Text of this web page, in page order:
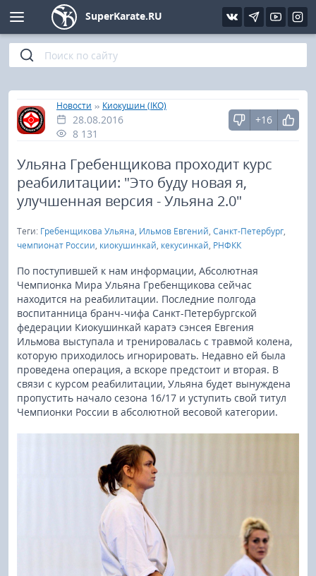
SuperKarate.RU
Главная
»
Новости » Киокушин (IKO)
28.08.2016
8 131
+16
Ульяна Гребенщикова проходит курс
реабилитации: "Это буду новая я,
улучшенная версия - Ульяна 2.0"
Теги: Гребенщикова Ульяна, Ильмов Евгений, Санкт-Петербург,
чемпионат России, киокушинкай, кекусинкай, РНФКК
По поступившей к нам информации, Абсолютная
Чемпионка Мира Ульяна Гребенщикова сейчас
находится на реабилитации. Последние полгода
воспитанница бранч-чифа Санкт-Петербургской
федерации Киокушинкай каратэ сэнсея Евгения
Ильмова выступала и тренировалась с травмой колена,
которую приходилось игнорировать. Недавно ей была
проведена операция, а вскоре предстоит и вторая. В
связи с курсом реабилитации, Ульяна будет вынуждена
пропустить начало сезона 16/17 и уступить свой титул
Чемпионки России в абсолютной весовой категории.
Киокушинкай
Кёкусин (IFK)
Шинкиокушинкай
Кекусин-кан
Кикбоксинг и K-1
Бокс
UFC и MMA
Муай тай
Фото
Видео
Интервью
Статьи
Уроки каратэ
Файлы
Библиотека